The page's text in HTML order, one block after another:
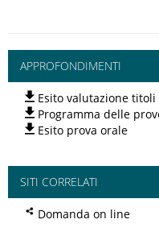
APPROFONDIMENTI
Esito valutazione titoli
Programma delle
Esito prova orale
SITI CORRELATI
Domanda on line